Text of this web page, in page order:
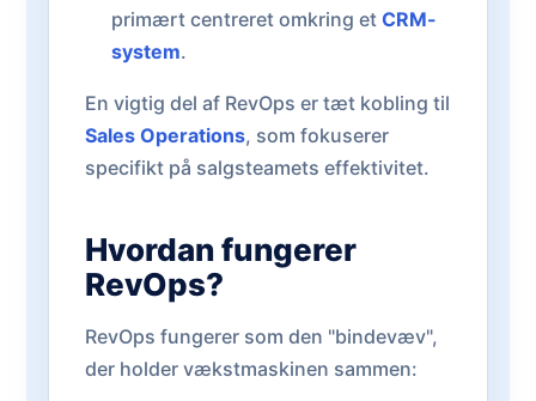
primært centreret omkring et CRM-
system.
En vigtig del af RevOps er tæt kobling til
Sales Operations, som fokuserer
specifikt på salgsteamets effektivitet.
Hvordan fungerer
RevOps?
RevOps fungerer som den "bindevæv",
der holder vækstmaskinen sammen: